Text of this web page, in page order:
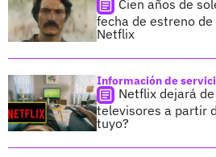
Cien años de
fecha de estreno
Netflix
Información de
Netflix dejará
televisores a partir
tuyo?